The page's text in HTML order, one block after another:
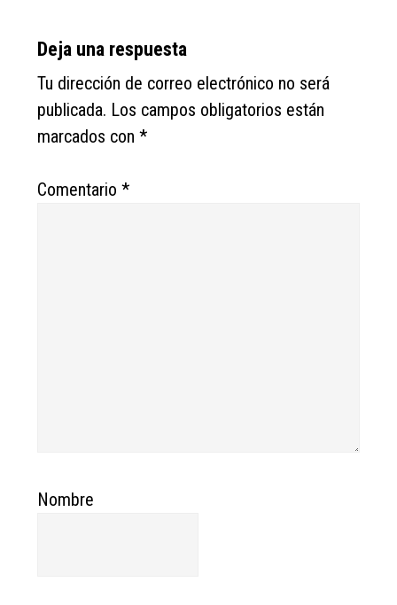
Deja una respuesta
Tu dirección de correo electrónico no será
publicada. Los campos obligatorios están
marcados con*
Comentario*
Nombre